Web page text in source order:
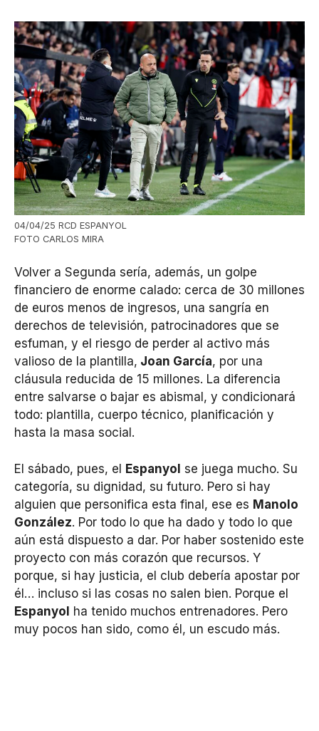
04/04/25 RCD ESPANYOL
FOTO CARLOS MIRA
Volver a Segunda sería, además, un golpe
financiero de enorme calado: cerca de 30 millones
de euros menos de ingresos, una sangría en
derechos de televisión, patrocinadores que se
esfuman, y el riesgo de perder al activo más
valioso de la plantilla, Joan García, por una
cláusula reducida de 15 millones. La diferencia
entre salvarse o bajar es abismal, y condicionará
todo: plantilla, cuerpo técnico, planificación y
hasta la masa social.
El sábado, pues, el Espanyol se juega mucho. Su
categoría, su dignidad, su futuro. Pero si hay
alguien que personifica esta final, ese es Manolo
González. Por todo lo que ha dado y todo lo que
aún está dispuesto a dar. Por haber sostenido este
proyecto con más corazón que recursos. Y
porque, si hay justicia, el club debería apostar por
él… incluso si las cosas no salen bien. Porque el
Espanyol ha tenido muchos entrenadores. Pero
muy pocos han sido, como él, un escudo más.